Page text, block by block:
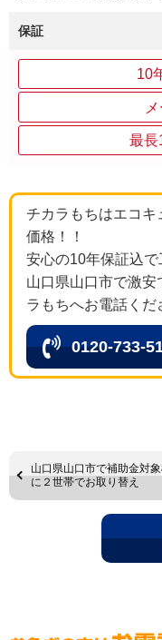
保証
10
最長
チカラもちはエコ
価格！！
安心の10年保証込で
山口県山口市で激安
ラもちへお電話くだ
0120-733-
山口県山口市で補助金対
に２世帯でお取り替え